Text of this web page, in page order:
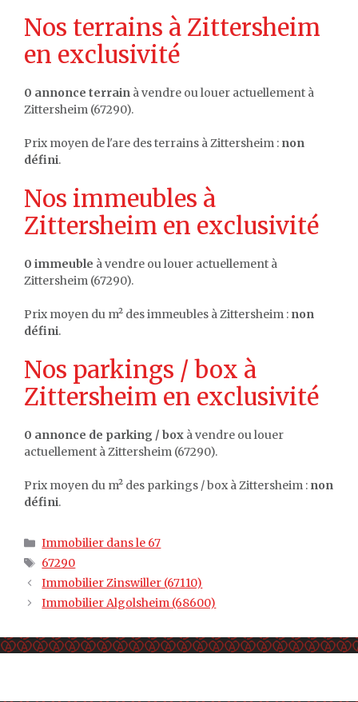
Nos terrains à Zittersheim
en exclusivité
0 annonce terrain à vendre ou louer actuellement à
Zittersheim (67290).
Prix moyen de l'are des terrains à Zittersheim : non
défini.
Nos immeubles à
Zittersheim en exclusivité
0 immeuble à vendre ou louer actuellement à
Zittersheim (67290).
Prix moyen du m² des immeubles à Zittersheim : non
défini.
Nos parkings / box à
Zittersheim en exclusivité
0 annonce de parking / box à vendre ou louer
actuellement à Zittersheim (67290).
Prix moyen du m² des parkings / box à Zittersheim : non
défini.
Catégories
Immobilier dans le 67
Étiquettes
67290
Immobilier Zinswiller (67110)
Immobilier Algolsheim (68600)